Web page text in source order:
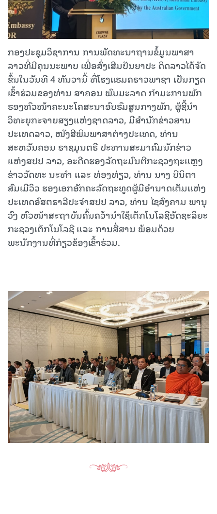
ກອງປະຊຸມວິຊາການ ການພັດທະນາຖານຂໍ້ມູນພາສາ
ລາວທີ່ມີຄຸນນະພາບ ເພື່ອສົ່ງເສີມປັນຍາປະ ດິດລາວໄດ້ຈັດ
ຂຶ້ນໃນວັນທີ 4 ທັນວານີ້ ທີ່ໂຮງແຮມຄຣາວພາຊາ ເປັນກຽດ
ເຂົ້າຮ່ວມຂອງທ່ານ ສາຄອນ ພົມມະລາດ ກຳມະການພັກ
ຮອງຫົວໜ້າຄະນະໂຄສະນາອົບຮົມສູນກາງພັກ, ຜູ້ຊີ້ນຳ
ວິທະຍຸກະຈາຍສຽງແຫ່ງຊາດລາວ, ມີສຳນັກຂ່າວສານ
ປະເທດລາວ, ໜັງສືພິມພາສາຕ່າງປະເທດ, ທ່ານ
ສະຫວັນຄອນ ຣາຊມຸນຕຣີ ປະທານສະມາຄົມນັກຂ່າວ
ແຫ່ງສປປ ລາວ, ອະດີດຮອງລັດຖະມົນຕີກະຊວງຖະແຫຼງ
ຂ່າວວັດທະ ນະທຳ ແລະ ທ່ອງທ່ຽວ, ທ່ານ ນາງ ບີນິຕາ
ສົມເມີວິວ ຮອງເອກອັກຄະລັດຖະທູດຜູ້ມີອຳນາດເຕັມແຫ່ງ
ປະເທດອົສຕຣາລີປະຈຳສປປ ລາວ, ທ່ານ ໄຊສົງຄາມ ພານຸ
ວົງ ຫົວໜ້າສະຖາບັນຄົ້ນຄວ້ານໍາໃຊ້ເຕັກໂນໂລຊີອັດຊະລິຍະ
ກະຊວງເຕັກໂນໂລຊີ ແລະ ການສື່ສານ ພ້ອມດ້ວຍ
ພະນັກງານທີ່ກ່ຽວຂ້ອງເຂົ້າຮ່ວມ.